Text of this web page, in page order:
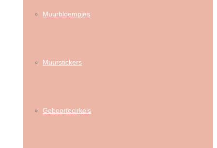
Muurbloempjes
Muurstickers
Geboortecirkels